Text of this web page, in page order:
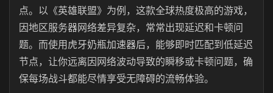
点。以《英雄联盟》为例，这款全球热度极高的游戏，
因地区服务器网络差异复杂，常常出现延迟和卡顿问
题。而使用虎牙奶瓶加速器后，能够即时匹配到低延迟
节点，让你远离因网络波动导致的瞬移或卡顿问题，确
保每场战斗都能尽情享受无障碍的流畅体验。